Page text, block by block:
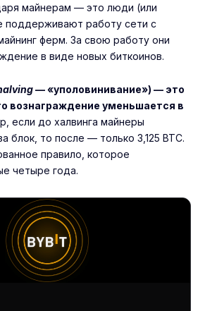
майнерам — это люди (или
поддерживают работу сети с
ферм. За свою работу они
в виде новых биткоинов.
— «уполовинивание») — это
вознаграждение уменьшается в
если до халвинга майнеры
блок, то после — только 3,125 BTC.
правило, которое
четыре года.